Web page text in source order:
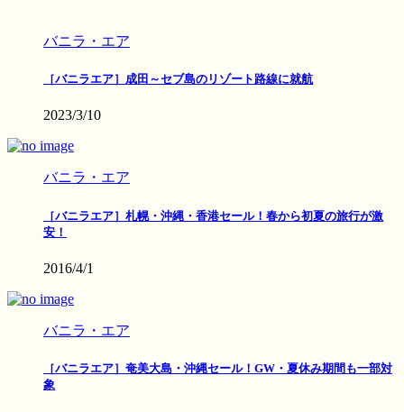
バニラ・エア
［バニラエア］成田～セブ島のリゾート路線に就航
2023/3/10
バニラ・エア
［バニラエア］札幌・沖縄・香港セール！春から初夏の旅行が激
安！
2016/4/1
バニラ・エア
［バニラエア］奄美大島・沖縄セール！GW・夏休み期間も一部対
象